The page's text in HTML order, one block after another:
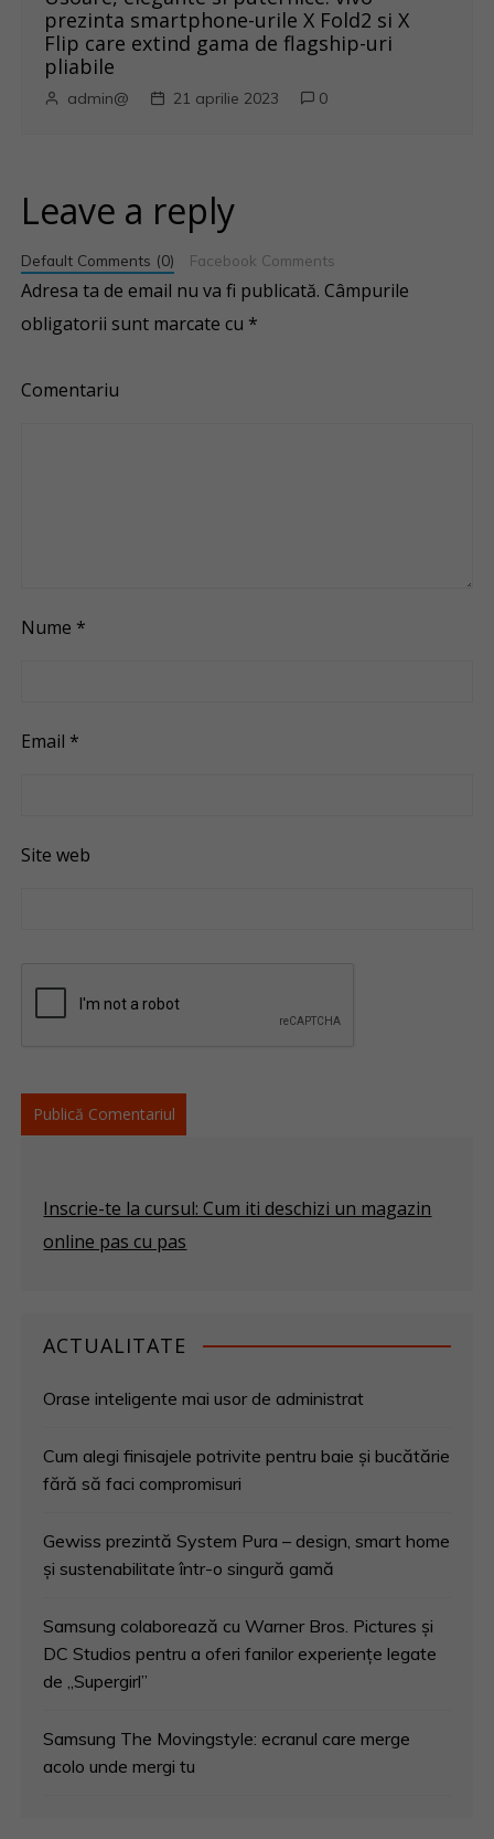
prezinta smartphone-urile X Fold2 si X
Flip care extind gama de flagship-uri
pliabile
admin@ 21 aprilie 2023 0
Leave a reply
Default Comments (0) Facebook Comments
Adresa ta de email nu va fi publicată. Câmpurile
obligatorii sunt marcate cu *
Comentariu
Nume *
Email *
Site web
Inscrie-te la cursul: Cum iti deschizi un magazin
online pas cu pas
ACTUALITATE
Orase inteligente mai usor de administrat
Cum alegi finisajele potrivite pentru baie și bucătărie
fără să faci compromisuri
Gewiss prezintă System Pura – design, smart home
și sustenabilitate într-o singură gamă
Samsung colaborează cu Warner Bros. Pictures și
DC Studios pentru a oferi fanilor experiențe legate
de „Supergirl”
Samsung The Movingstyle: ecranul care merge
acolo unde mergi tu